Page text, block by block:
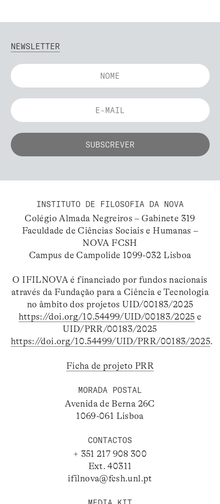
NEWSLETTER
INSTITUTO DE FILOSOFIA DA NOVA
Colégio Almada Negreiros – Gabinete 319
Faculdade de Ciências Sociais e Humanas –
NOVA FCSH
Campus de Campolide 1099-032 Lisboa
O IFILNOVA é financiado por fundos nacionais
através da Fundação para a Ciência e Tecnologia
no âmbito dos projetos UID/00183/2025
https://doi.org/10.54499/UID/00183/2025 e
UID/PRR/00183/2025
https://doi.org/10.54499/UID/PRR/00183/2025.
Ficha de projeto PRR
MORADA POSTAL
Avenida de Berna 26C
1069-061 Lisboa
CONTACTOS
+ 351 217 908 300
Ext. 40311
ifilnova@fcsh.unl.pt